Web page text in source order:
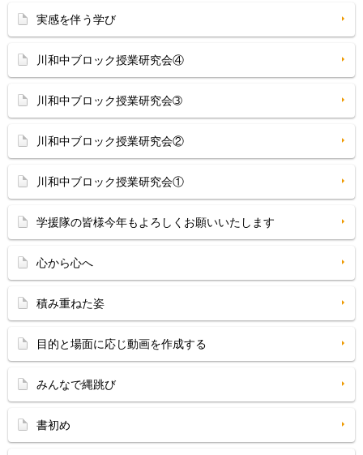
実感を伴う学び
川和中ブロック授業研究会④
川和中ブロック授業研究会➂
川和中ブロック授業研究会②
川和中ブロック授業研究会①
学援隊の皆様今年もよろしくお願いいたします
心から心へ
積み重ねた姿
目的と場面に応じ動画を作成する
みんなで縄跳び
書初め